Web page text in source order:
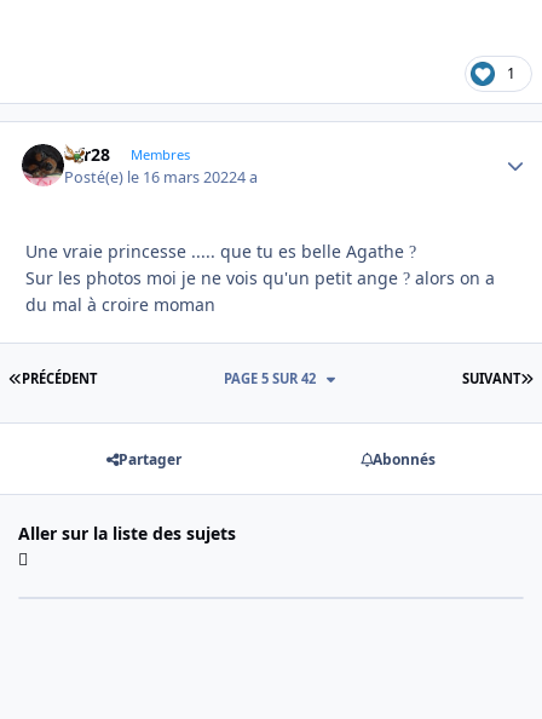
1
frfr28 Membres
Posté(e) le 16 mars 20224 a
Une vraie princesse ..... que tu es belle Agathe ?
Sur les photos moi je ne vois qu'un petit ange ? alors on a
du mal à croire moman
PREMIÈRE PAGE
PRÉCÉDENT SUIVANT
PAGE 5 SUR 42
Partager Abonnés
Aller sur la liste des sujets